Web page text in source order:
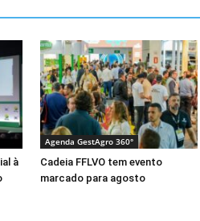
à
Agenda GestAgro 360°
Cadeia FFLVO tem evento
marcado para agosto